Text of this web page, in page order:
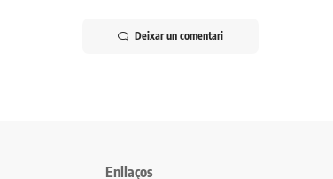
Deixar un comentari
Enllaços